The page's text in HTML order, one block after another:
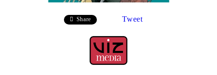
Share Tweet